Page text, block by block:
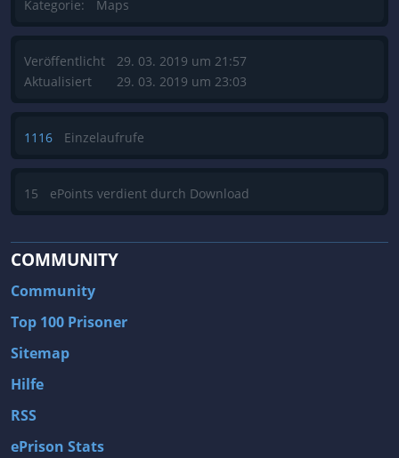
Kategorie: Maps
Veröffentlicht
Aktualisiert
29. 03. 2019 um 21:57
29. 03. 2019 um 23:03
1116 Einzelaufrufe
15 ePoints verdient durch Download
COMMUNITY
Community
Top 100 Prisoner
Sitemap
Hilfe
RSS
ePrison Stats